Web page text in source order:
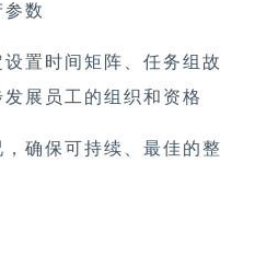
数
置时间矩阵、任务组故
展员工的组织和资格
确保可持续、最佳的整